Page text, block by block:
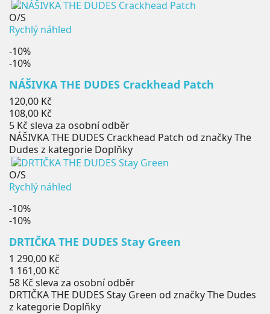
O/S
Rychlý náhled
-10%
-10%
NÁŠIVKA THE DUDES Crackhead Patch
Běžná
cena
120,00 Kč
Cena
108,00 Kč
5 Kč sleva za osobní odběr
NÁŠIVKA THE DUDES Crackhead Patch od značky The
Dudes z kategorie Doplňky
O/S
Rychlý náhled
-10%
-10%
DRTIČKA THE DUDES Stay Green
Běžná
cena
1 290,00 Kč
Cena
1 161,00 Kč
58 Kč sleva za osobní odběr
DRTIČKA THE DUDES Stay Green od značky The Dudes
z kategorie Doplňky